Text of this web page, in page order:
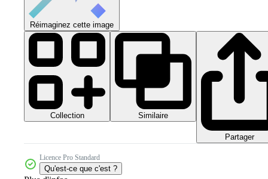
Réimaginez cette image
Collection Similaire
Partager
Licence Pro Standard
Qu'est-ce que c'est ?